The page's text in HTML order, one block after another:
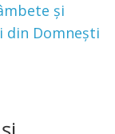
și
din Domnești